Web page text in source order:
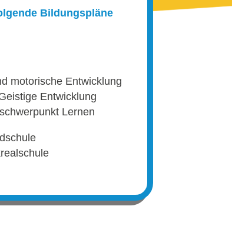
Bildungspläne
motorische Entwicklung
Entwicklung
Lernen